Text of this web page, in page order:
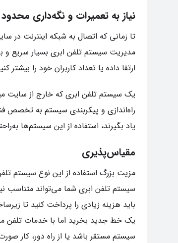
نیاز به تعمیرات و نگه‌داری
تا زمانی که اتصال به شبکه اینترنت در
مدیریت سیستم تلفن ابری بسیار سریع و
ارتقا داده یا تعداد کاربران خود را بیشتر
یک سیستم تلفن ابری که خارج از سایت
راه‌اندازی و پیکربندی سیستم به تخصص
یاد بگیرند، استفاده از این سیستم‌ها
مقیاس‌پذیری
مزیت بزرگ استفاده از این نوع سیستم
سیستم تلفن ابری شما می‌تواند متناسب
باید هزینه زیادی را پرداخت کنید تا
یک خط جدید بخرید اما با خدمات تلفن
سیستم مستقر باشد یا از راه دور، کار